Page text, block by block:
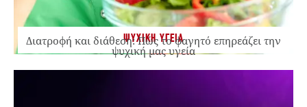
ΨΥΧΙΚΗ ΥΓΕΙΑ
Διατροφή και διάθεση: Πώς το φαγητό επηρεάζει την
ψυχική μας υγεία